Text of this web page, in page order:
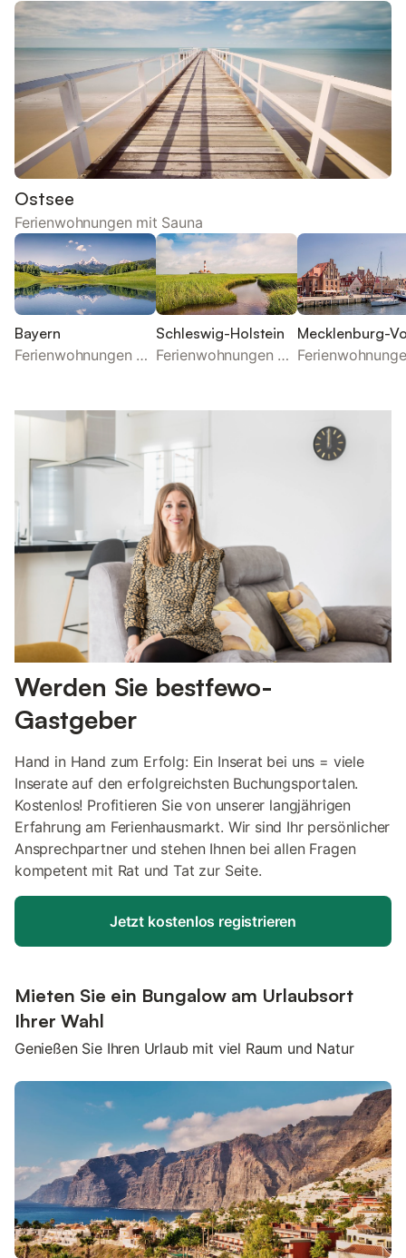
Ostsee
Ferienwohnungen mit Sauna
Bayern
Ferienwohnungen mit Sauna
Schleswig-Holstein
Ferienwohnungen mit Sauna
Werden Sie bestfewo-
Gastgeber
Hand in Hand zum Erfolg: Ein Inserat bei uns = viele
Inserate auf den erfolgreichsten Buchungsportalen.
Kostenlos! Profitieren Sie von unserer langjährigen
Erfahrung am Ferienhausmarkt. Wir sind Ihr persönlicher
Ansprechpartner und stehen Ihnen bei allen Fragen
kompetent mit Rat und Tat zur Seite.
Jetzt kostenlos registrieren
Mieten Sie ein Bungalow am Urlaubsort
Ihrer Wahl
Genießen Sie Ihren Urlaub mit viel Raum und Natur